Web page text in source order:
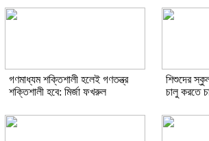
গণমাধ্যম শক্তিশালী হলেই গণতন্ত্র
শক্তিশালী হবে: মির্জা ফখরুল
শিশুদের
চালু করতে